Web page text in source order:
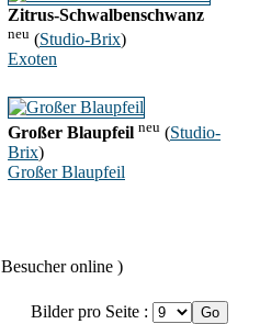
Zitrus-Schwalbenschwanz
neu (Studio-Brix)
Exoten
Großer Blaupfeil neu (Studio-
Brix)
Großer Blaupfeil
Besucher online )
Bilder pro Seite :